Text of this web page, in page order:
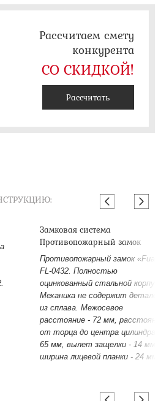
Рассчитаем смету
конкурента
СО СКИДКОЙ!
Рассчитать
Замковая система
Противопожарный замок
Противопожарный замок
FL-0432. Полностью
оцинкованный стальной корпус.
Механика не содержит деталей
из сплава. Межосевое
расстояние - 72 мм,
от торца до центра цилиндра -
65 мм, вылет защелки - 14 мм,
ширина лицевой планки - 24 мм.